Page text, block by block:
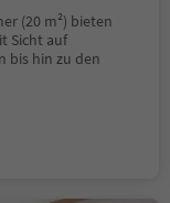
(20 m²) bieten
Sicht auf
bis hin zu den